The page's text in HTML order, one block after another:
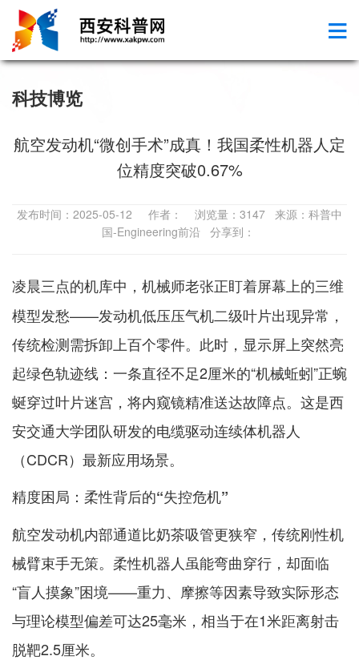
科技博览
航空发动机“微创手术”成真！我国柔性机器人定
位精度突破0.67%
发布时间：2025-05-12 作者： 浏览量：3147 来源：科普中
国-Engineering前沿 分享到：
凌晨三点的机库中 ，机械师老张正盯着屏幕上的三维
模型发愁——发动机低压压气机二级叶片出现异常，
传统检测需拆卸上百个零件。此时，显示屏上突然亮
起绿色轨迹线：一条直径不足2厘米的“机械蚯蚓”正蜿
蜒穿过叶片迷宫，将内窥镜精准送达故障点。这是西
安交通大学团队研发的电缆驱动连续体机器人
（CDCR）最新应用场景。
精度困局：柔性背后的“失控危机”
航空发动机内部通道比奶茶吸管更狭窄，传统刚性机
械臂束手无策。柔性机器人虽能弯曲穿行，却面临
“盲人摸象”困境——重力、摩擦等因素导致实际形态
与理论模型偏差可达25毫米，相当于在1米距离射击
脱靶2.5厘米。